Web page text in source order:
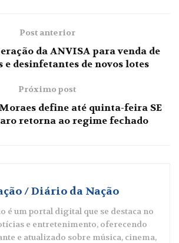
Post anterior
da ANVISA para venda de
e desinfetantes de novos lotes
Próximo post
define até quinta-feira SE
retorna ao regime fechado
/ Diário da Nação
é um portal digital que se destaca no
e entretenimento, oferecendo
e atualizado sobre música, cinema,